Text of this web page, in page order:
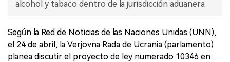
alcohol y tabaco dentro de la jurisdicción aduanera.
Según la Red de Noticias de las Naciones Unidas (UNN),
el 24 de abril, la Verjovna Rada de Ucrania (parlamento)
planea discutir el proyecto de ley numerado 10346 en